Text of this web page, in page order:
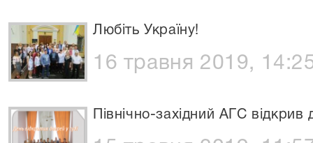
Любіть Україну!
16 травня 2019,
Північно-західний АГС